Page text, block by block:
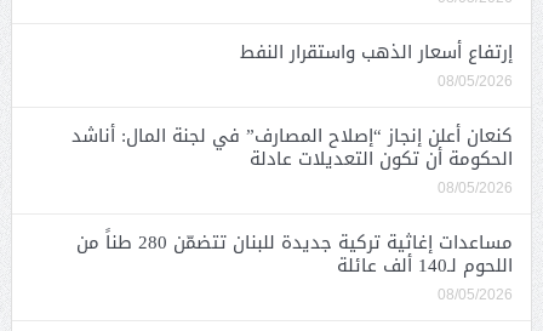
إرتفاع أسعار الذهب واستقرار النفط
08/05/2026
كنعان أعلن إنجاز “إصلاح المصارف” في لجنة المال: أناشد
الحكومة أن تكون التعديلات عادلة
08/05/2026
مساعدات إغاثية تركية جديدة للبنان تتضمّن 280 طناً من
اللحوم لـ140 ألف عائلة
08/05/2026